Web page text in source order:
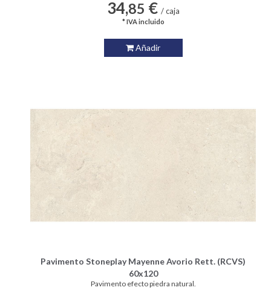
34,85 € / caja
* IVA incluido
Añadir
Pavimento Stoneplay Mayenne Avorio Rett. (RCVS)
60x120
Pavimento efecto piedra natural.